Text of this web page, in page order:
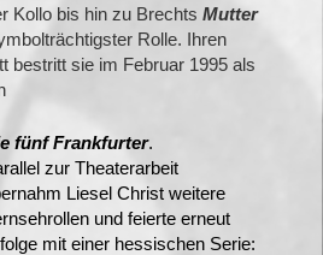
Kollo bis hin zu Brechts Mutter
Rolle. Ihren
bestritt sie im Februar 1995 als
fünf Frankfurter.
zur Theaterarbeit
Liesel Christ weitere
und feierte erneut
mit einer hessischen Serie: